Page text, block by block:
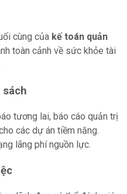
cùng của kế toán quản
toàn cảnh về sức khỏe tài
sách
tương lai, báo cáo quản trị
các dự án tiềm năng.
lãng phí nguồn lực.